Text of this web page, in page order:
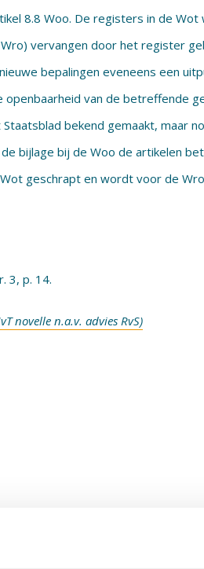
8.8 Woo. De registers in de Wot
vervangen door het register
bepalingen eveneens een
van de betreffende
bekend gemaakt, maar
bijlage bij de Woo de artikelen
geschrapt en wordt voor de
3, p. 14.
novelle n.a.v. advies RvS)